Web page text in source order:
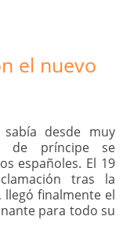
el nuevo
desde muy
de príncipe se
españoles. El 19
tras la
llegó finalmente el
para todo su